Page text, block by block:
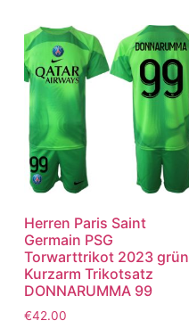
Herren Paris Saint
Germain PSG
Torwarttrikot 2023 grün
Kurzarm Trikotsatz
DONNARUMMA 99
€42.00